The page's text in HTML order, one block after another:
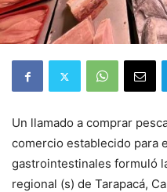
Un llamado a comprar
comercio establecido para
gastrointestinales formuló
regional (s) de Tarapacá,